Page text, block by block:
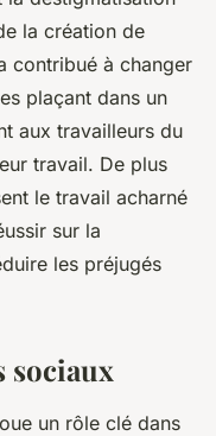
la création de
contribué à changer
plaçant dans un
aux travailleurs du
travail. De plus
le travail acharné
sur la
les préjugés
sociaux
un rôle clé dans